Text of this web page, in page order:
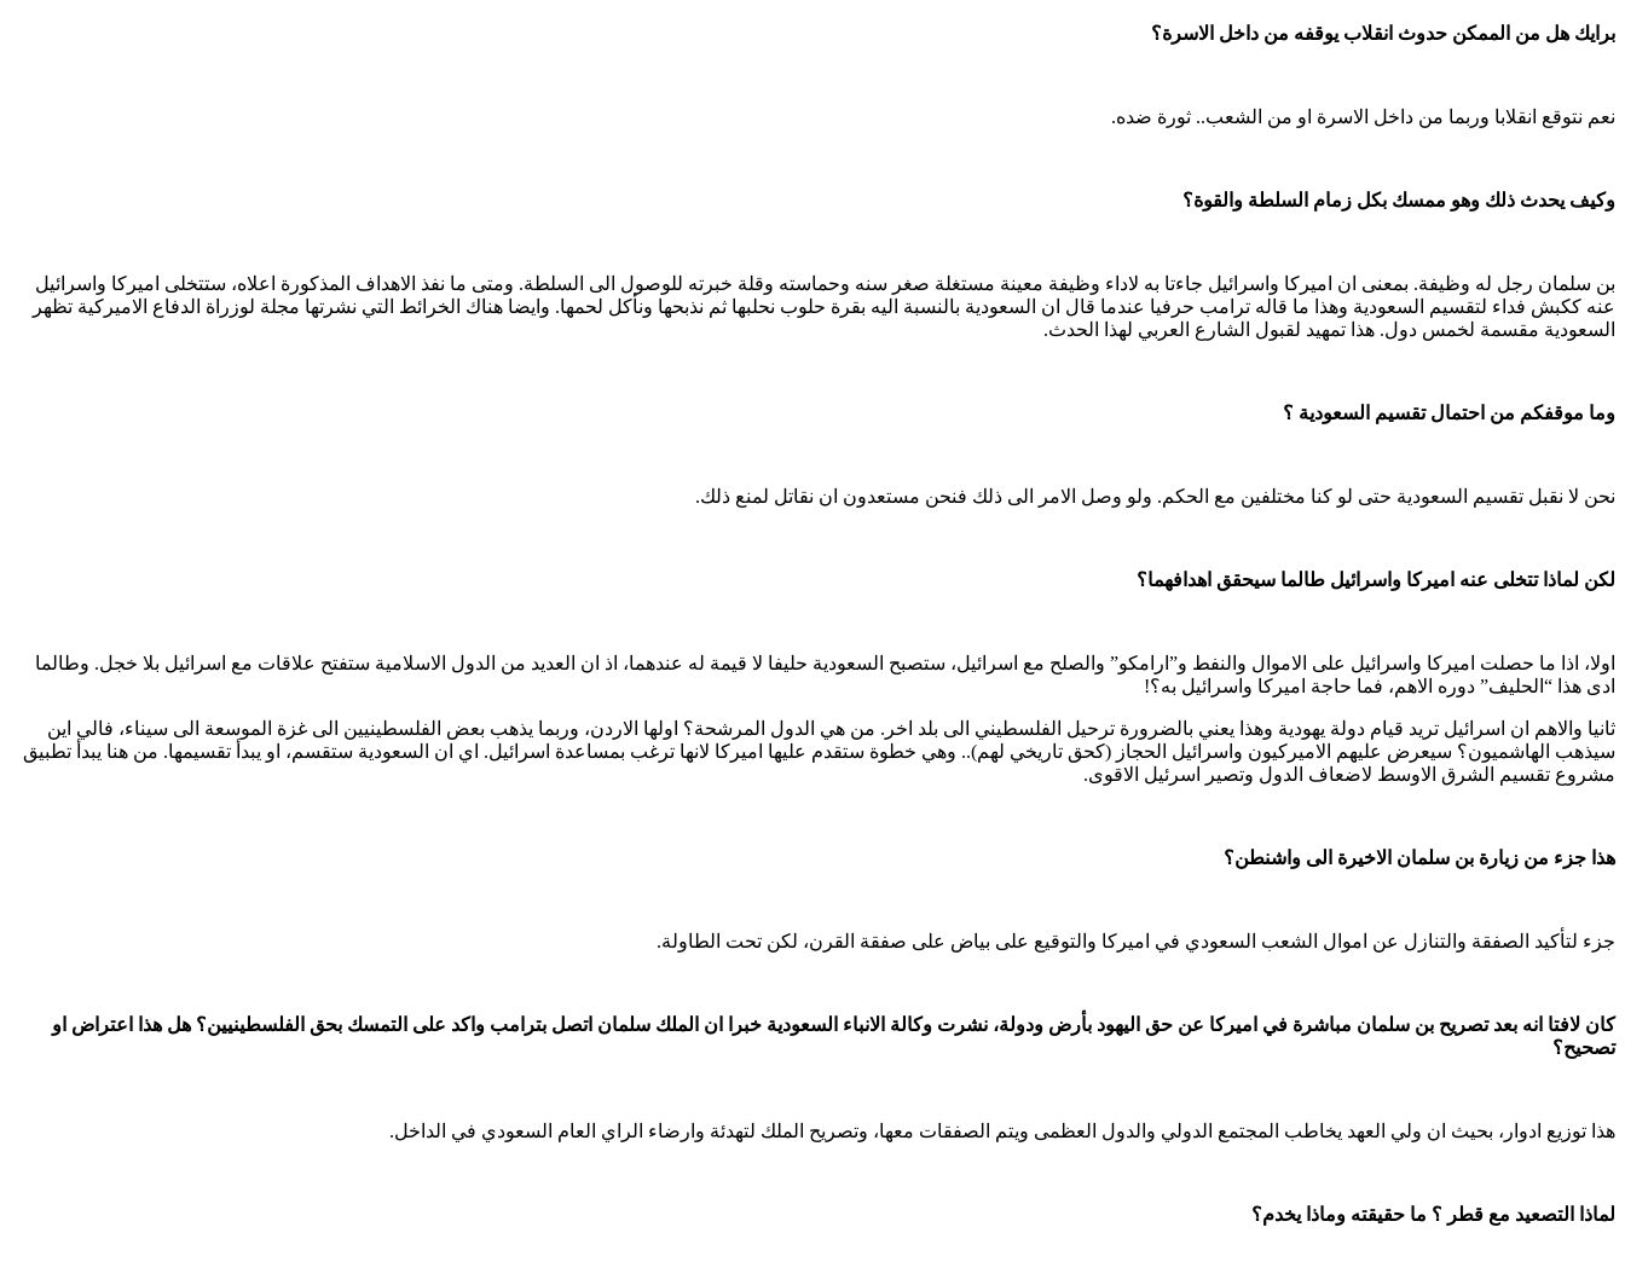
برايك هل من الممكن حدوث انقلاب يوقفه من داخل الاسرة؟
نعم نتوقع انقلابا وربما من داخل الاسرة او من الشعب.. ثورة ضده.
وكيف يحدث ذلك وهو ممسك بكل زمام السلطة والقوة؟
بن سلمان رجل له وظيفة. بمعنى ان اميركا واسرائيل جاءتا به لاداء وظيفة معينة مستغلة صغر سنه وحماسته وقلة خبرته للوصول الى السلطة. ومتى ما نفذ الاهداف المذكورة اعلاه، ستتخلى اميركا واسرائيل
عنه ككبش فداء لتقسيم السعودية وهذا ما قاله ترامب حرفيا عندما قال ان السعودية بالنسبة اليه بقرة حلوب نحلبها ثم نذبحها ونأكل لحمها. وايضا هناك الخرائط التي نشرتها مجلة لوزراة الدفاع الاميركية تظهر
السعودية مقسمة لخمس دول. هذا تمهيد لقبول الشارع العربي لهذا الحدث.
وما موقفكم من احتمال تقسيم السعودية ؟
نحن لا نقبل تقسيم السعودية حتى لو كنا مختلفين مع الحكم. ولو وصل الامر الى ذلك فنحن مستعدون ان نقاتل لمنع ذلك.
لكن لماذا تتخلى عنه اميركا واسرائيل طالما سيحقق اهدافهما؟
اولا، اذا ما حصلت اميركا واسرائيل على الاموال والنفط و”ارامكو” والصلح مع اسرائيل، ستصبح السعودية حليفا لا قيمة له عندهما، اذ ان العديد من الدول الاسلامية ستفتح علاقات مع اسرائيل بلا خجل. وطالما
ادى هذا “الحليف” دوره الاهم، فما حاجة اميركا واسرائيل به؟!
ثانيا والاهم ان اسرائيل تريد قيام دولة يهودية وهذا يعني بالضرورة ترحيل الفلسطيني الى بلد اخر. من هي الدول المرشحة؟ اولها الاردن، وربما يذهب بعض الفلسطينيين الى غزة الموسعة الى سيناء، فالي اين
سيذهب الهاشميون؟ سيعرض عليهم الاميركيون واسرائيل الحجاز (كحق تاريخي لهم).. وهي خطوة ستقدم عليها اميركا لانها ترغب بمساعدة اسرائيل. اي ان السعودية ستقسم، او يبدأ تقسيمها. من هنا يبدأ تطبيق
مشروع تقسيم الشرق الاوسط لاضعاف الدول وتصير اسرئيل الاقوى.
هذا جزء من زيارة بن سلمان الاخيرة الى واشنطن؟
جزء لتأكيد الصفقة والتنازل عن اموال الشعب السعودي في اميركا والتوقيع على بياض على صفقة القرن، لكن تحت الطاولة.
كان لافتا انه بعد تصريح بن سلمان مباشرة في اميركا عن حق اليهود بأرض ودولة، نشرت وكالة الانباء السعودية خبرا ان الملك سلمان اتصل بترامب واكد على التمسك بحق الفلسطينيين؟ هل هذا اعتراض او
تصحيح؟
هذا توزيع ادوار، بحيث ان ولي العهد يخاطب المجتمع الدولي والدول العظمى ويتم الصفقات معها، وتصريح الملك لتهدئة وارضاء الراي العام السعودي في الداخل.
لماذا التصعيد مع قطر ؟ ما حقيقته وماذا يخدم؟